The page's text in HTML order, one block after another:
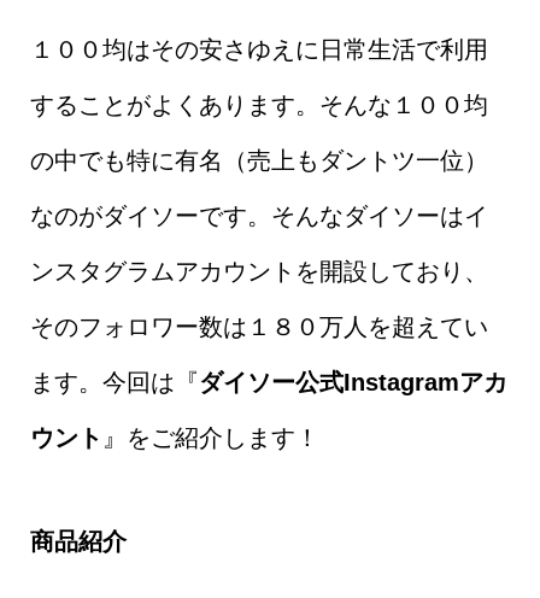
１００均はその安さゆえに日常生活で利用
することがよくあります。そんな１００均
の中でも特に有名（売上もダントツ一位）
なのがダイソーです。そんなダイソーはイ
ンスタグラムアカウントを開設しており、
そのフォロワー数は１８０万人を超えてい
ます。今回は『ダイソー公式Instagramアカ
ウント 』をご紹介します！
商品紹介